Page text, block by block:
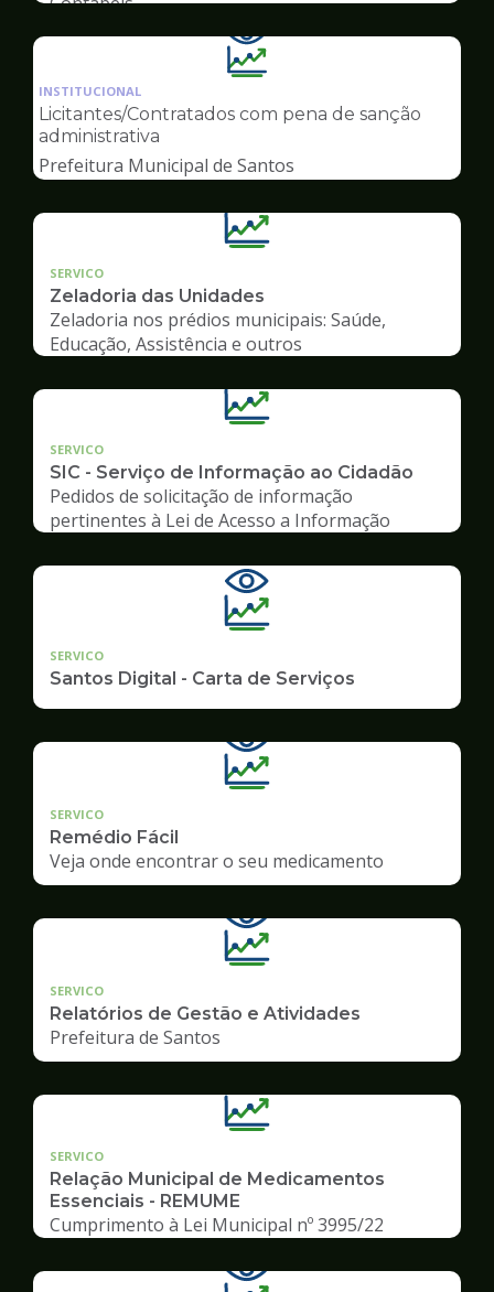
Ilustração
da
pagina
Transparência
INSTITUCIONAL
Licitantes/Contratados com pena de sanção
administrativa
Prefeitura Municipal de Santos
SERVICO
Zeladoria das Unidades
Zeladoria nos prédios municipais: Saúde,
Educação, Assistência e outros
SERVICO
SIC - Serviço de Informação ao Cidadão
Pedidos de solicitação de informação
pertinentes à Lei de Acesso a Informação
SERVICO
Santos Digital - Carta de Serviços
SERVICO
Remédio Fácil
Veja onde encontrar o seu medicamento
SERVICO
Relatórios de Gestão e Atividades
Prefeitura de Santos
SERVICO
Relação Municipal de Medicamentos
Essenciais - REMUME
Cumprimento à Lei Municipal nº 3995/22